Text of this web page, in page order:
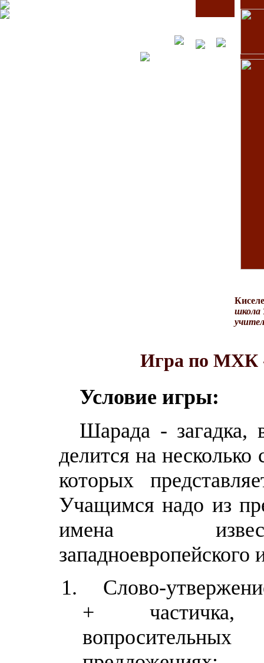
школа
Игра по
Условие игры:
Шарада - загадка,
делится на
которых
Учащимся надо из
имена
западноевропейского
Слово-
+ частичка,